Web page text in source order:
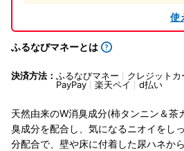
使
ふるなびマネーとは
決済方法： ふるなびマネー クレジットカ
PayPay
楽天ペイ d払い
天然由来のW消臭成分(柿タンニン＆茶
臭成分を配合し、気になるニオイをし
分配合で、壁や床に付着した尿ハネか